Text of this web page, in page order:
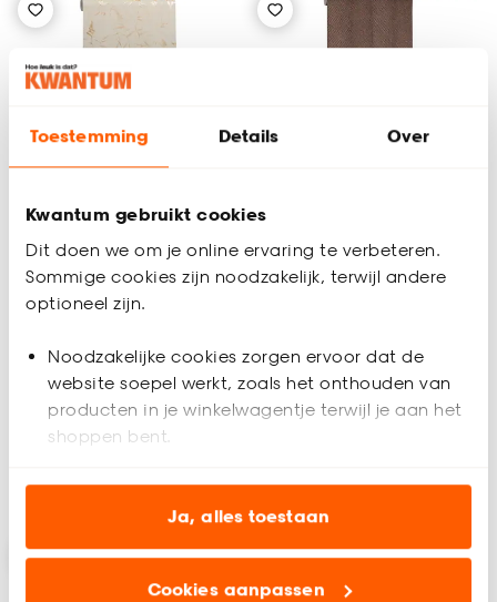
Toestemming Details Over
Kwantum gebruikt cookies
Dit doen we om je online ervaring te verbeteren.
Sommige cookies zijn noodzakelijk, terwijl andere
optioneel zijn.
Noodzakelijke cookies zorgen ervoor dat de
website soepel werkt, zoals het onthouden van
producten in je winkelwagentje terwijl je aan het
shoppen bent.
Analytische cookies (optioneel) helpen ons de
website te verbeteren voor jou en al onze andere
Marketing cookies (optioneel) laten jou
Ja, alles toestaan
Cookies aanpassen
Behang Anneli
(0)
33.
-
Binnen 2-3 werkdagen bezorgd
5( 1)
34.-
Binnen 2-3 werkdagen bezorgd